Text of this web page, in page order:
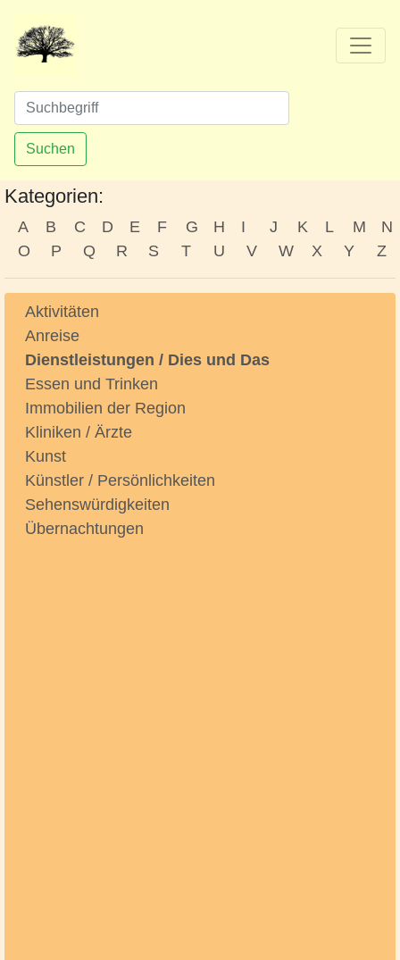
Suchen
Kategorien:
A B C D E F G H I J K L M
N
O
P Q R S T U V W X Y Z
Aktivitäten
Anreise
Dienstleistungen / Dies und Das
Essen und Trinken
Immobilien der Region
Kliniken / Ärzte
Kunst
Künstler / Persönlichkeiten
Sehenswürdigkeiten
Übernachtungen